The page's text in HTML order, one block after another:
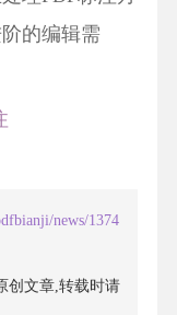
的编辑需
news/1374
创文章,转载时请